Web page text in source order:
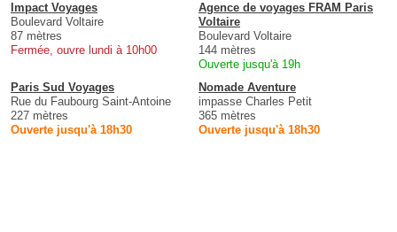
Impact Voyages
Boulevard Voltaire
87 mètres
Fermée, ouvre lundi à 10h00
Agence de voyages FRAM Paris
Voltaire
Boulevard Voltaire
144 mètres
Ouverte jusqu'à 19h
Paris Sud Voyages
Rue du Faubourg Saint-Antoine
227 mètres
Ouverte jusqu'à 18h30
Nomade Aventure
impasse Charles Petit
365 mètres
Ouverte jusqu'à 18h30